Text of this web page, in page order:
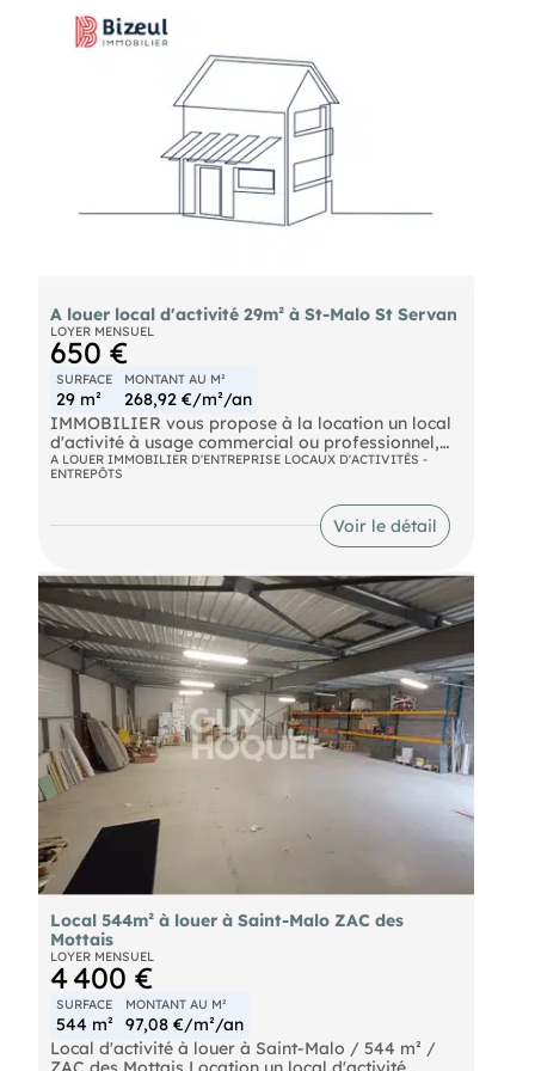
A louer local d'activité 29m² à St-Malo St Servan
LOYER MENSUEL
650 €
SURFACE
29 m²
MONTANT AU M²
268,92 €/m²/an
IMMOBILIER vous propose à la location un local
d'activité à usage commercial ou professionnel,
idéalement situé dans le quartier de Saint-Servan
à Saint-Malo, à proximité immédiate des
commerces et des services. Les locaux, en
excellent état général, offrent un espace
fonctionnel et lumineux. Ils se composent d'une
bureau, un espace de vente ou de réception de
clientèle, d'un coin cuisine aménagé ainsi que d'un
sanitaire. L'ensemble développe une surface
d'environ 29 m², parfaitement adaptée à une
activité professionnelle, libérale, tertiaire ou
commerciale. Le loyer mensuel s'élève à 650 € HT.
Conditions, nous consulter
A LOUER IMMOBILIER D'ENTREPRISE LOCAUX D'ACTIVITÉS -
ENTREPÔTS
Voir le détail
Local 544m² à louer à Saint-Malo ZAC des
Mottais
LOYER MENSUEL
4 400 €
SURFACE
544 m²
MONTANT AU M²
97,08 €/m²/an
Local d'activité à louer à Saint-Malo / 544 m² /